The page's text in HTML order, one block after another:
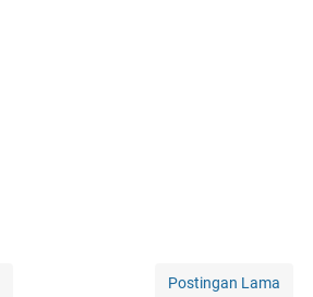
Postingan Lama